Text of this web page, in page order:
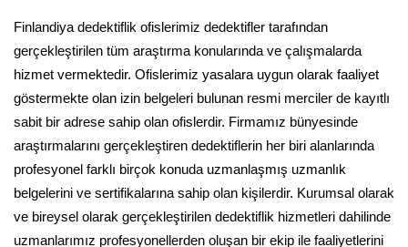
Finlandiya dedektiflik ofislerimiz dedektifler tarafından
gerçekleştirilen tüm araştırma konularında ve çalışmalarda
hizmet vermektedir. Ofislerimiz yasalara uygun olarak faaliyet
göstermekte olan izin belgeleri bulunan resmi merciler de kayıtlı
sabit bir adrese sahip olan ofislerdir. Firmamız bünyesinde
araştırmalarını gerçekleştiren dedektiflerin her biri alanlarında
profesyonel farklı birçok konuda uzmanlaşmış uzmanlık
belgelerini ve sertifikalarına sahip olan kişilerdir. Kurumsal olarak
ve bireysel olarak gerçekleştirilen dedektiflik hizmetleri dahilinde
uzmanlarımız profesyonellerden oluşan bir ekip ile faaliyetlerini